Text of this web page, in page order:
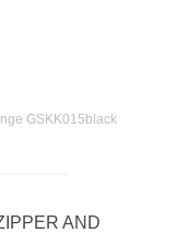
GSKK015black
AND